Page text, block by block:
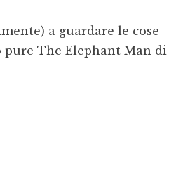
a guardare le cose
pure The Elephant Man di